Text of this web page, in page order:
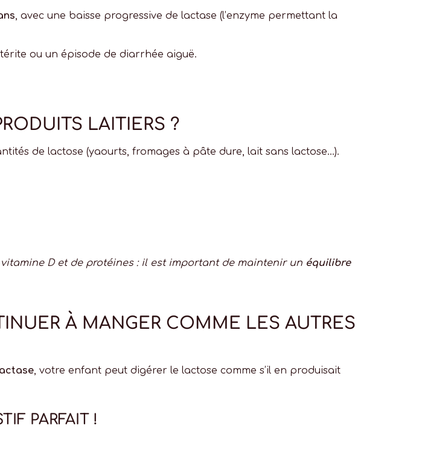
, avec une baisse progressive de lactase (l’enzyme permettant la
ou un épisode de diarrhée aiguë.
LAITIERS ?
de lactose (yaourts, fromages à pâte dure, lait sans lactose…).
D et de protéines : il est important de maintenir un équilibre
À MANGER COMME LES AUTRES
, votre enfant peut digérer le lactose comme s’il en produisait
PARFAIT !